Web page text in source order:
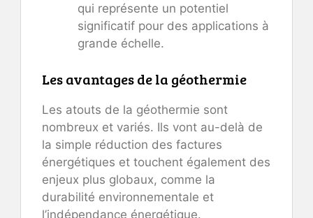
qui représente un potentiel
significatif pour des applications à
grande échelle.
Les avantages de la géothermie
Les atouts de la géothermie sont
nombreux et variés. Ils vont au-delà de
la simple réduction des factures
énergétiques et touchent également des
enjeux plus globaux, comme la
durabilité environnementale et
l’indépendance énergétique.